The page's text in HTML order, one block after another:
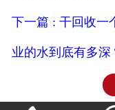
下一篇 : 干回收一
业的水到底有多深